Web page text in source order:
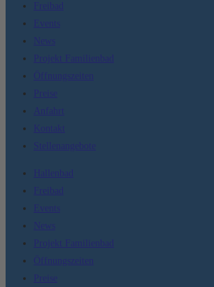
Freibad
Events
News
Projekt Familienbad
Öffnungszeiten
Preise
Anfahrt
Kontakt
Stellenangebote
Hallenbad
Freibad
Events
News
Projekt Familienbad
Öffnungszeiten
Preise